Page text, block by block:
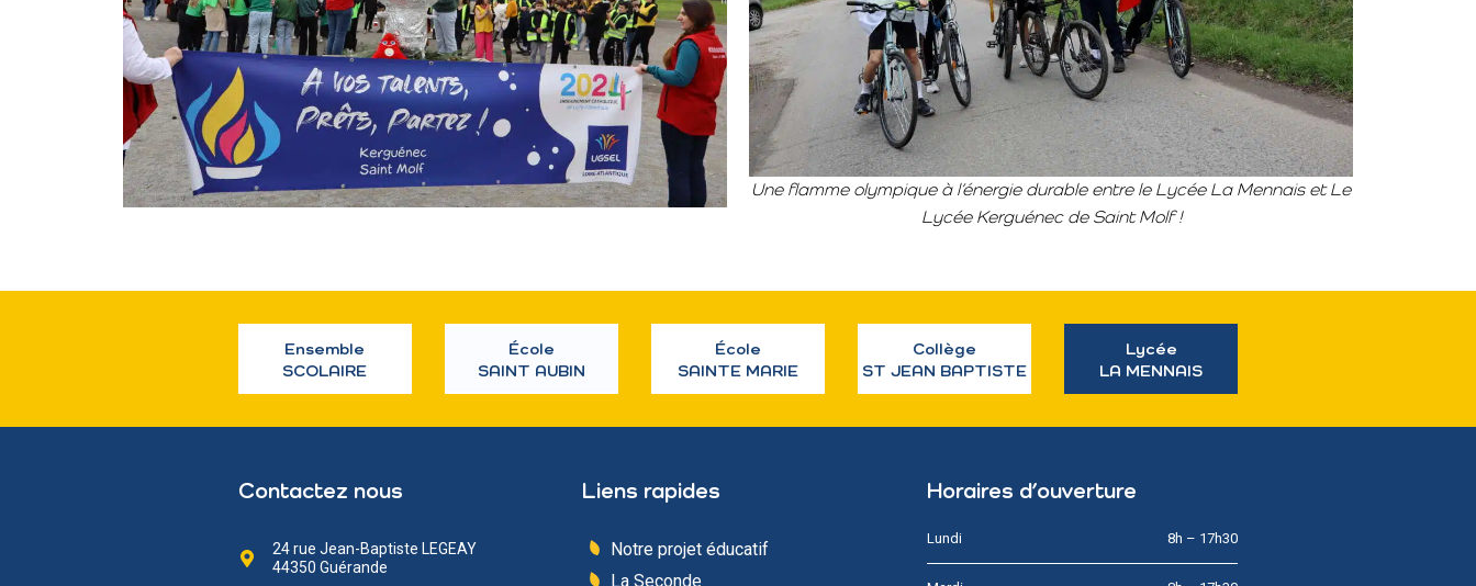
Une flamme olympique à l’énergie durable entre le Lycée La Mennais et Le
Lycée Kerguénec de Saint Molf !
Ensemble
SCOLAIRE
École
SAINT AUBIN
École
SAINTE MARIE
Collège
ST JEAN BAPTISTE
Lycée
LA MENNAIS
Contactez nous
24 rue Jean-Baptiste LEGEAY
44350 Guérande
Liens rapides
Notre projet éducatif
La Seconde
Horaires d’ouverture
Lundi 8h – 17h30